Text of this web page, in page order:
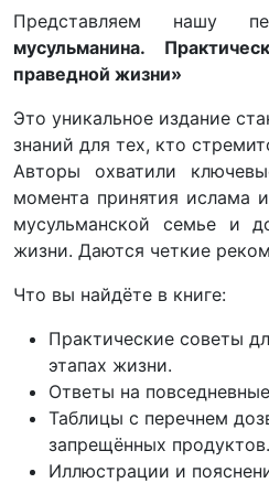
Представляем нашу
мусульманина.
праведной жизни»
Это уникальное издание
знаний для тех, кто
Авторы охватили
момента принятия ислама
мусульманской семье и
жизни. Даются четкие
Что вы найдёте в книге:
Практические советы
этапах жизни.
Ответы на
Таблицы с перечнем
запрещённых продуктов.
Иллюстрации и